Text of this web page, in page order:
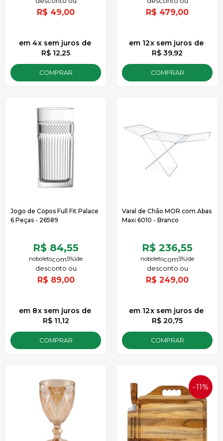
R$ 49,00
4x
de
R$ 12,25
sem juros
COMPRAR
R$ 479,00
12x
de
R$ 39,92
sem juros
COMPRAR
Jogo de Copos Full Fit Palace
6 Peças - 26589
R$ 84,55
de
5%)
noboleto
R$ 89,00
8x
de
R$ 11,12
sem juros
COMPRAR
Varal de Chão MOR com Abas
Maxi 6010 - Branco
R$ 236,55
de
5%)
noboleto
R$ 249,00
12x
de
R$ 20,75
sem juros
COMPRAR
11%
OFF